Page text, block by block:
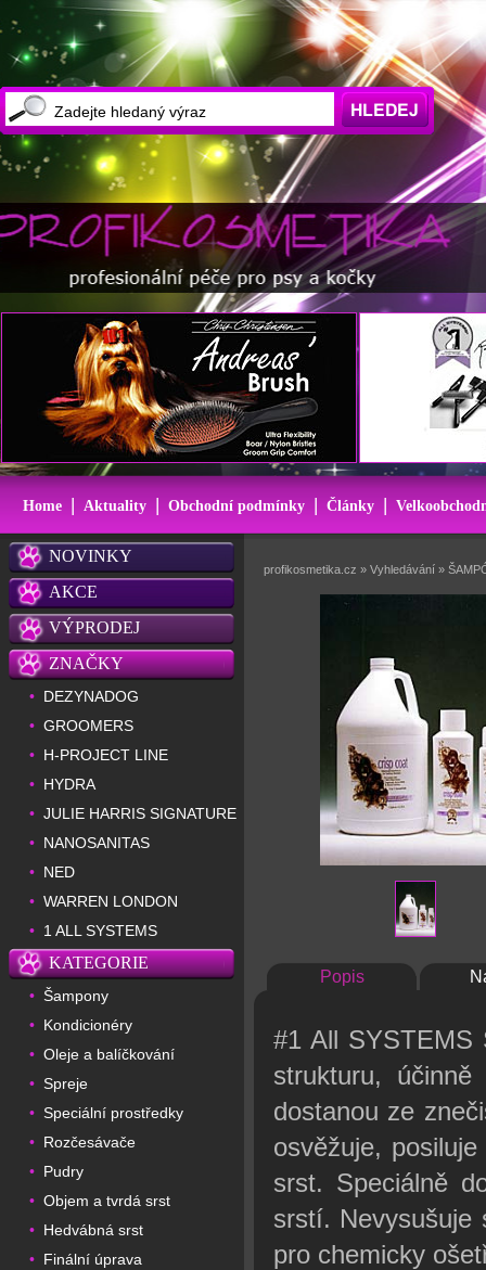
Home | Aktuality | Obchodní podmínky | Články |
NOVINKY
AKCE
VÝPRODEJ
ZNAČKY
• DEZYNADOG
• GROOMERS
• H-PROJECT LINE
• HYDRA
• JULIE HARRIS SIGNATURE
• NANOSANITAS
• NED
• WARREN LONDON
• 1 ALL SYSTEMS
KATEGORIE
• Šampony
• Kondicionéry
• Oleje a balíčkování
• Spreje
• Speciální prostředky
• Rozčesávače
• Pudry
• Objem a tvrdá srst
• Hedvábná srst
• Finální úprava
profikosmetika.cz » Vyhledávání »
Popis
#1 All SYSTEMS
strukturu,
dostanou ze
osvěžuje,
srst. Speciálně
srstí. Nevysušuje
pro chemicky